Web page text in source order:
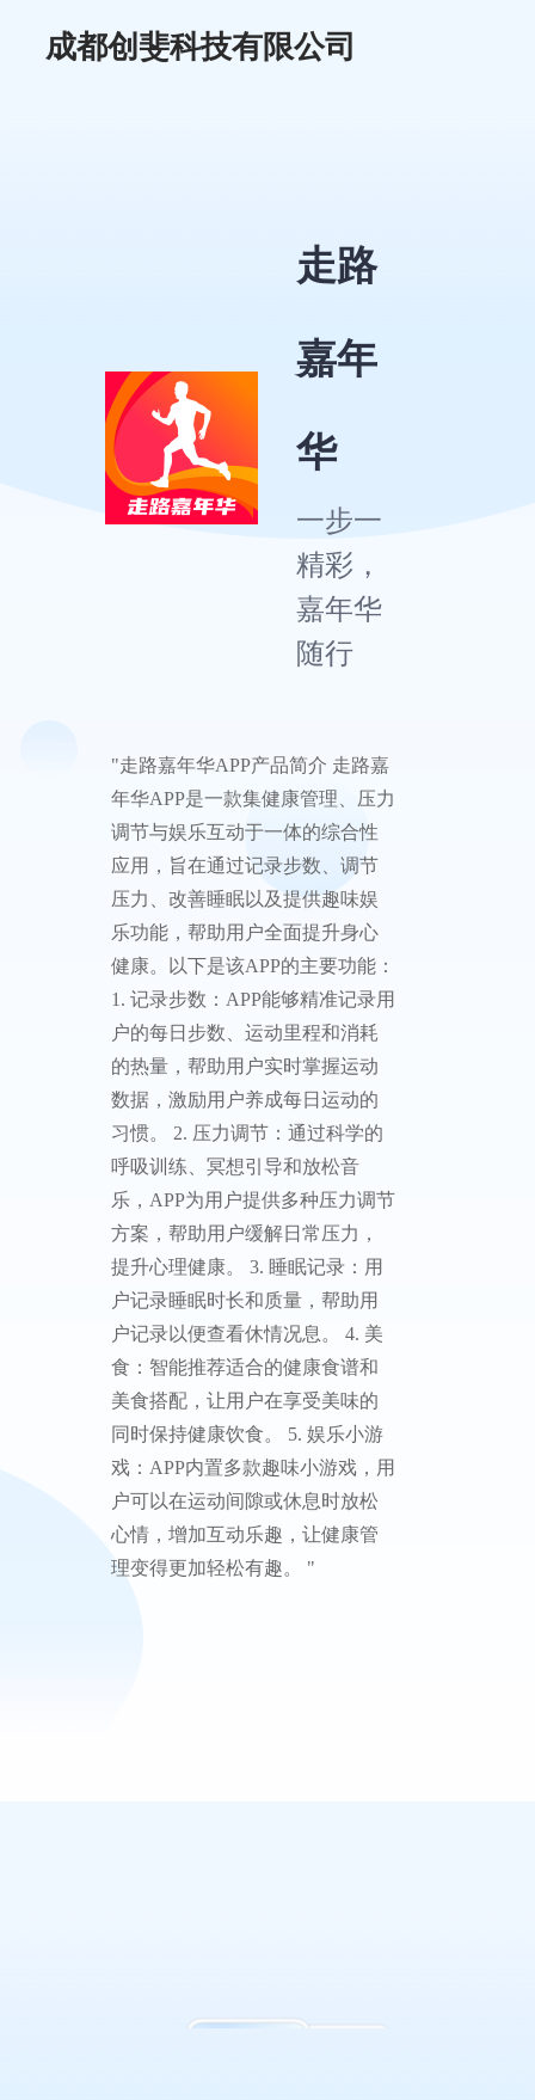
成都创斐科技有限公司
走路
嘉年
华
一步一
精彩，
嘉年华
随行
"走路嘉年华APP产品简介 走路嘉
年华APP是一款集健康管理、压力
调节与娱乐互动于一体的综合性
应用，旨在通过记录步数、调节
压力、改善睡眠以及提供趣味娱
乐功能，帮助用户全面提升身心
健康。以下是该APP的主要功能：
1. 记录步数：APP能够精准记录用
户的每日步数、运动里程和消耗
的热量，帮助用户实时掌握运动
数据，激励用户养成每日运动的
习惯。 2. 压力调节：通过科学的
呼吸训练、冥想引导和放松音
乐，APP为用户提供多种压力调节
方案，帮助用户缓解日常压力，
提升心理健康。 3. 睡眠记录：用
户记录睡眠时长和质量，帮助用
户记录以便查看休情况息。 4. 美
食：智能推荐适合的健康食谱和
美食搭配，让用户在享受美味的
同时保持健康饮食。 5. 娱乐小游
戏：APP内置多款趣味小游戏，用
户可以在运动间隙或休息时放松
心情，增加互动乐趣，让健康管
理变得更加轻松有趣。 "